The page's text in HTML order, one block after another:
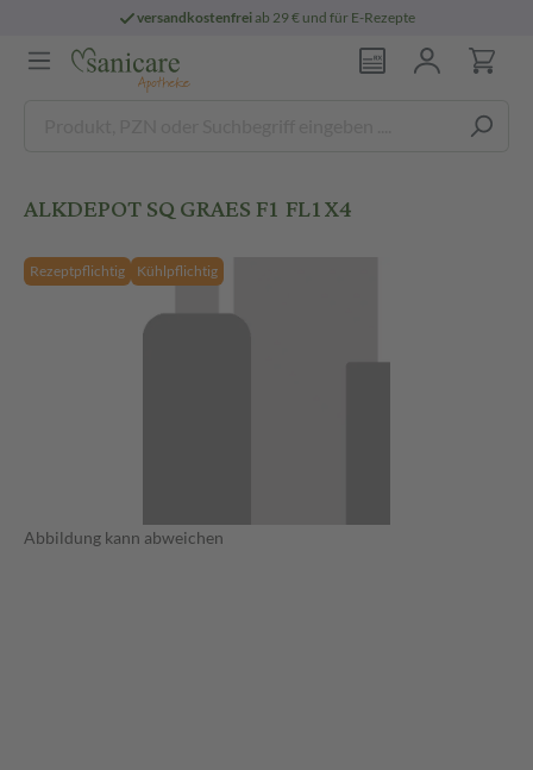
versandkostenfreiab 29 € und für E-Rezepte
ALKDEPOT SQ GRAES F1 FL1X4
Rezeptpflichtig Kühlpflichtig
Abbildung kann abweichen